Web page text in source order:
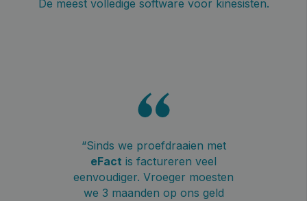
De meest volledige software voor kinesisten.
“Sinds we proefdraaien met
eFact is factureren veel
eenvoudiger. Vroeger moesten
we 3 maanden op ons geld